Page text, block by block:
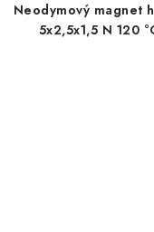
Neodymový magnet
5x2,5x1,5 N 120